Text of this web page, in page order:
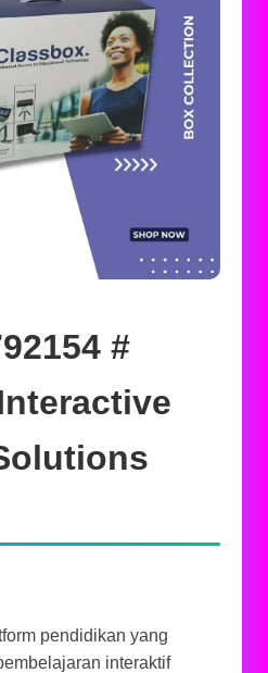
#
pendidikan yang
interaktif